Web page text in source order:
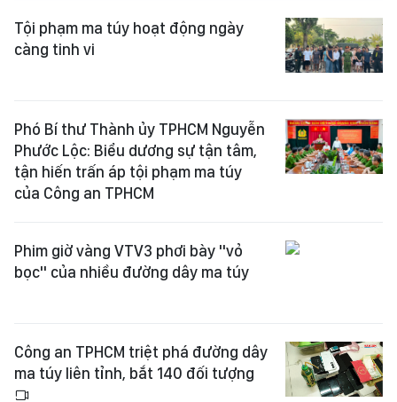
Tội phạm ma túy hoạt động ngày
càng tinh vi
Phó Bí thư Thành ủy TPHCM Nguyễn
Phước Lộc: Biểu dương sự tận tâm,
tận hiến trấn áp tội phạm ma túy
của Công an TPHCM
Phim giờ vàng VTV3 phơi bày "vỏ
bọc" của nhiều đường dây ma túy
Công an TPHCM triệt phá đường dây
ma túy liên tỉnh, bắt 140 đối tượng